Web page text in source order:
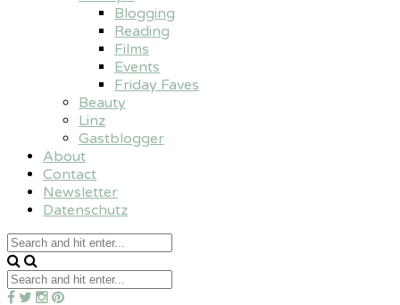
Blogging
Reading
Films
Events
Friday Faves
Beauty
Linz
Gastblogger
About
Contact
Newsletter
Datenschutz